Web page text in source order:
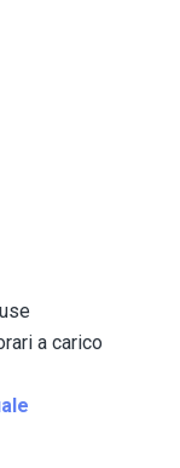
a carico